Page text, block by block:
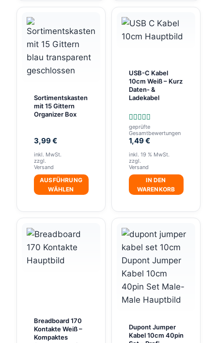
Sortimentskasten
mit 15 Gittern
Organizer Box
3,99€
inkl. MwSt.
zzgl.
Versand
AUSFÜHRUNG
WÄHLEN
Produkt
weist
mehrere
Varianten
auf.
auf
der
USB-C Kabel
10cm Weiß – Kurz
Daten- &
Ladekabel
Bewertet
mit
5.00
geprüfte
Gesamtbewertungen
1,49€
inkl. 19 % MwSt.
zzgl.
Versand
IN DEN
WARENKORB
Breadboard 170
Kontakte Weiß –
Kompaktes
Dupont Jumper
Kabel 10cm 40pin